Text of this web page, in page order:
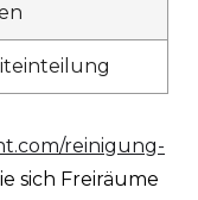
reinigung-
sich Freiräume